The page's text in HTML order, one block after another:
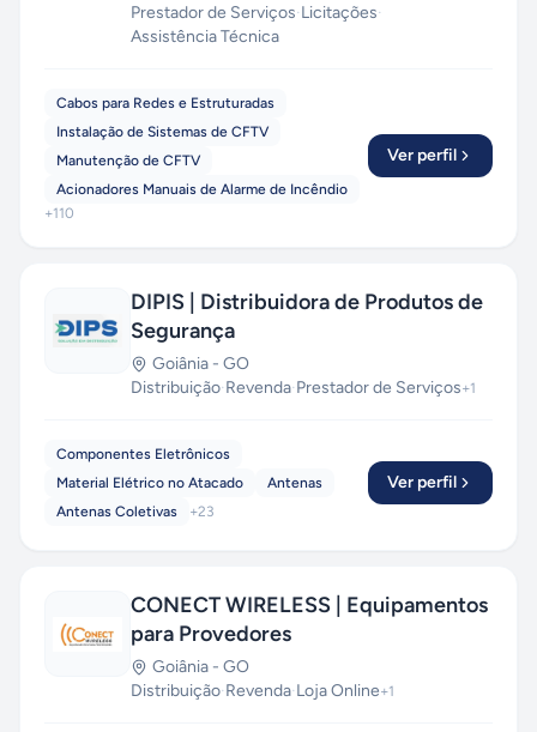
Prestador de Serviços·Licitações·
Assistência Técnica
Cabos para Redes e Estruturadas
Instalação de Sistemas de CFTV
Manutenção de CFTV
Acionadores Manuais de Alarme de Incêndio
+110
Ver perfil
DIPIS | Distribuidora de Produtos de
Segurança
Goiânia - GO
Distribuição·Revenda·Prestador de Serviços+1
Componentes Eletrônicos
Material Elétrico no Atacado
Antenas
Antenas Coletivas
+23
Ver perfil
CONECT WIRELESS | Equipamentos
para Provedores
Goiânia - GO
Distribuição·Revenda·Loja Online+1